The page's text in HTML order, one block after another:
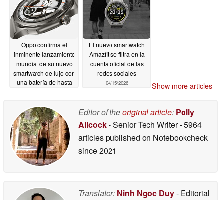
Oppo confirma el
inminente lanzamiento
mundial de su nuevo
smartwatch de lujo con
una batería de hasta
El nuevo smartwatch
Amazfit se filtra en la
cuenta oficial de las
redes sociales
04/15/2026 Show more articles
Editor of theoriginal article: Polly
Allcock- Senior Tech Writer- 5964
articles published on Notebookcheck
since 2021
Translator: Ninh Ngoc Duy- Editorial